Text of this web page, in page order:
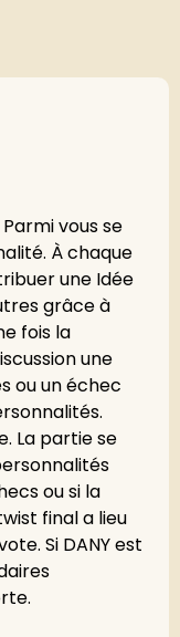
vous se
À chaque
une Idée
grâce à
fois la
une
ou un échec
La partie se
ou si la
final a lieu
Si DANY est